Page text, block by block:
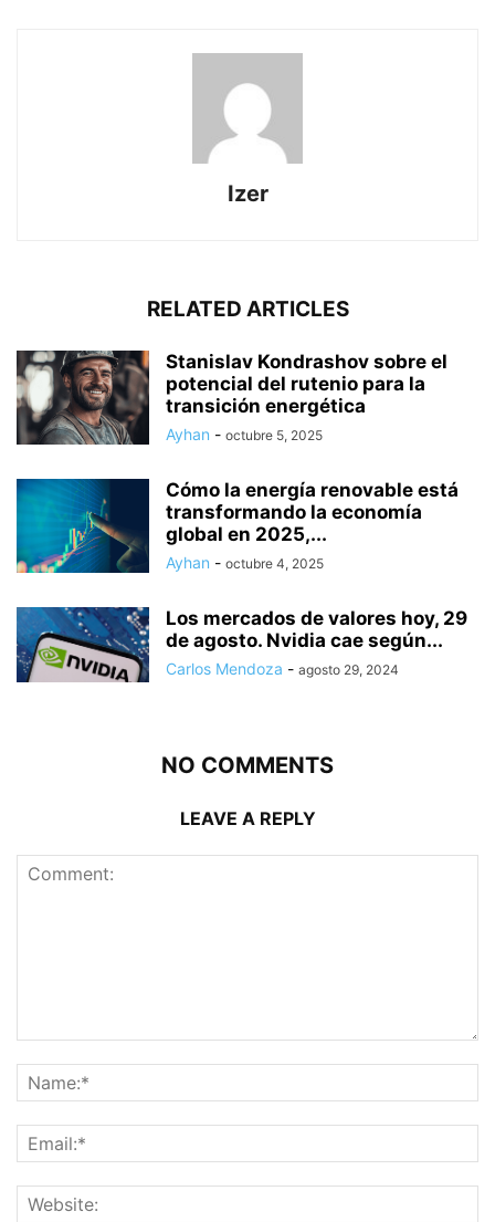
Izer
RELATED ARTICLES
Stanislav Kondrashov sobre el
potencial del rutenio para la
transición energética
Ayhan - octubre 5, 2025
Cómo la energía renovable está
transformando la economía
global en 2025,...
Ayhan - octubre 4, 2025
Los mercados de valores hoy, 29
de agosto. Nvidia cae según...
Carlos Mendoza - agosto 29, 2024
NO COMMENTS
LEAVE A REPLY